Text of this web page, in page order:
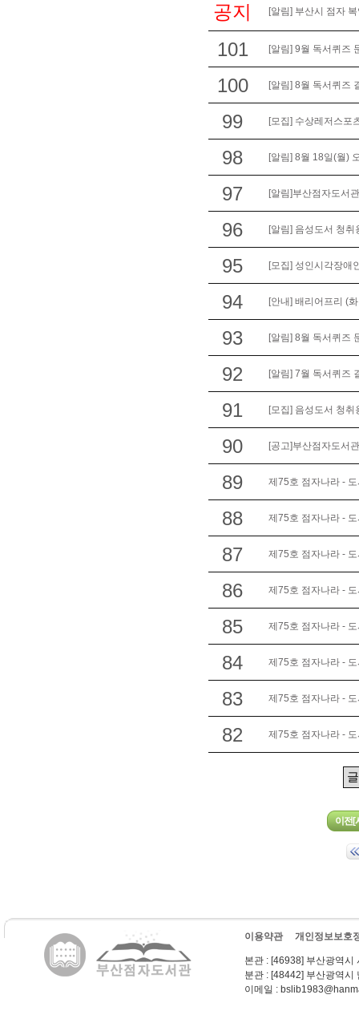
공지 [알림] 부산시 점자
101 [알림] 9월 독서퀴즈
100 [알림] 8월 독서퀴즈
99 [모집] 수상레저스포
98 [알림] 8월 18일(월)
97 [알림]부산점자도서
96 [알림] 음성도서 청
95 [모집] 성인시각장애
94 [안내] 배리어프리 (
93 [알림] 8월 독서퀴즈
92 [알림] 7월 독서퀴즈
91 [모집] 음성도서 청
90 [공고]부산점자도서
89 제75호 점자나라 -
88 제75호 점자나라 -
87 제75호 점자나라 -
86 제75호 점자나라 -
85 제75호 점자나라 -
84 제75호 점자나라 -
83 제75호 점자나라 -
82 제75호 점자나라 -
이용약관 개인정보보호
본관 : [46938] 부산광역
분관 : [48442] 부산광역
이메일 :